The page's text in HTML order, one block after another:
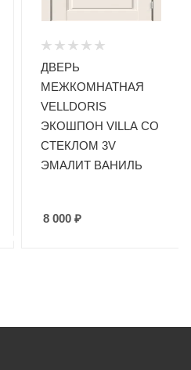
ДВЕРЬ
МЕЖКОМНАТНАЯ
VELLDORIS
ЭКОШПОН VILLA СО
СТЕКЛОМ 3V
ЭМАЛИТ ВАНИЛЬ
8 000 ₽